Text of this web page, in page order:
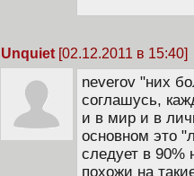
Unquiet [02.12.2011 в 15:40]
neverov "них
соглашусь,
и в мир и в
основном это
следует в 90%
похожи на